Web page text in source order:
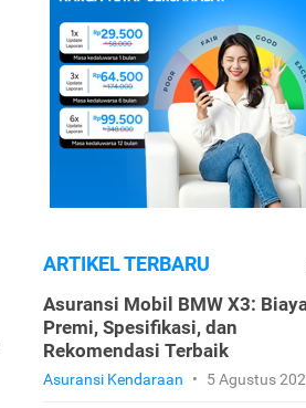
ARTIKEL TERBARU
Asuransi Mobil BMW X3:
Premi, Spesifikasi, dan
Rekomendasi Terbaik
Asuransi Kendaraan • 5 Agustus